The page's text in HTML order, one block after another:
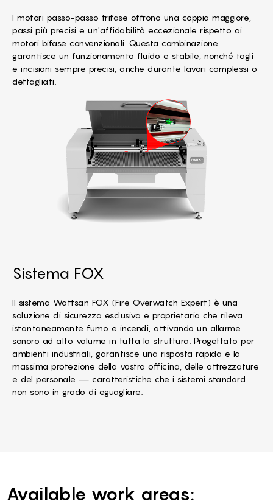
I motori passo-passo trifase offrono una coppia maggiore,
passi più precisi e un'affidabilità eccezionale rispetto ai
motori bifase convenzionali. Questa combinazione
garantisce un funzionamento fluido e stabile, nonché tagli
e incisioni sempre precisi, anche durante lavori complessi o
dettagliati.
Sistema FOX
Il sistema Wattsan FOX (Fire Overwatch Expert) è una
soluzione di sicurezza esclusiva e proprietaria che rileva
istantaneamente fumo e incendi, attivando un allarme
sonoro ad alto volume in tutta la struttura. Progettato per
ambienti industriali, garantisce una risposta rapida e la
massima protezione della vostra officina, delle attrezzature
e del personale — caratteristiche che i sistemi standard
non sono in grado di eguagliare.
Available work areas: